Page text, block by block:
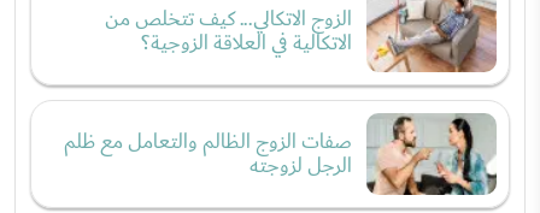
الزوج الاتكالي... كيف تتخلص من
الاتكالية في العلاقة الزوجية؟
صفات الزوج الظالم والتعامل مع ظلم
الرجل لزوجته